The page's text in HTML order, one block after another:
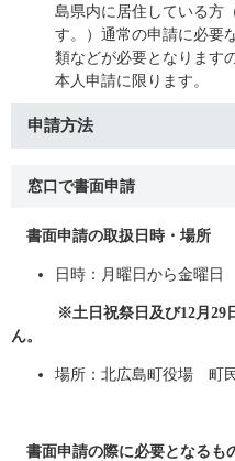
島県内に居住している方
す。）通常の申請に必要
類などが必要となります
本人申請に限ります。
申請方法
窓口で書面申請
書面申請の取扱日時・場所
日時：月曜日から金曜
※土日祝祭日及び12月29日
ん。
場所：北広島町役場 町
書面申請の際に必要となるも